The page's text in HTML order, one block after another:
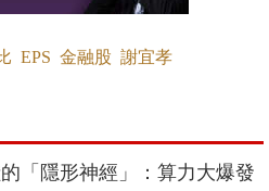
EPS 金融股 謝宜孝
「隱形神經」：算力大爆發